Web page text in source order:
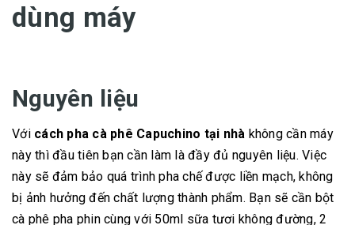
dùng máy
Nguyên liệu
Với cách pha cà phê Capuchino tại nhà không cần máy
này thì đầu tiên bạn cần làm là đầy đủ nguyên liệu. Việc
này sẽ đảm bảo quá trình pha chế được liền mạch, không
bị ảnh hưởng đến chất lượng thành phẩm. Bạn sẽ cần bột
cà phê pha phin cùng với 50ml sữa tươi không đường, 2